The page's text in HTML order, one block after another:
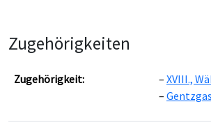
Zugehörigkeiten
Zugehörigkeit:
XVIII.,